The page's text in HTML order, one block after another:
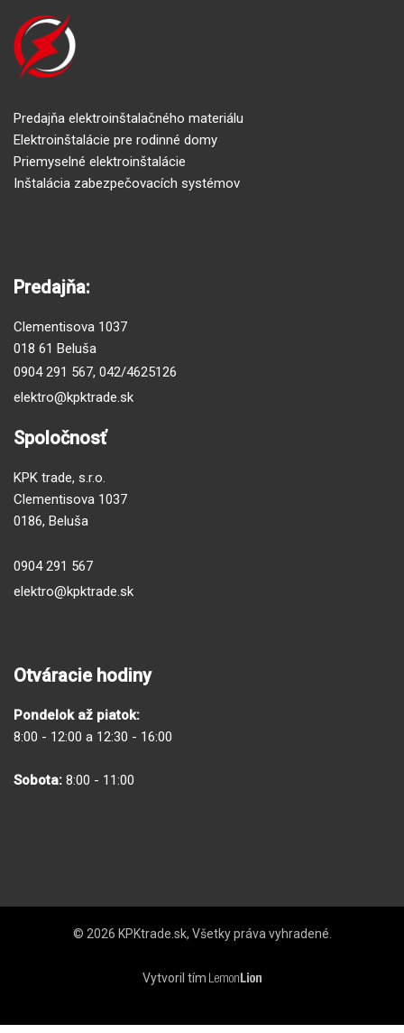
Predajňa elektroinštalačného materiálu
Elektroinštalácie pre rodinné domy
Priemyselné elektroinštalácie
Inštalácia zabezpečovacích systémov
Predajňa:
Clementisova 1037
018 61 Beluša
0904 291 567, 042/4625126
elektro@kpktrade.sk
Spoločnosť
KPK trade, s.r.o.
Clementisova 1037
0186, Beluša
0904 291 567
elektro@kpktrade.sk
Otváracie hodiny
Pondelok až piatok:
8:00 - 12:00 a 12:30 - 16:00
Sobota: 8:00 - 11:00
© 2026 KPKtrade.sk, Všetky práva vyhradené.
Vytvoril tím